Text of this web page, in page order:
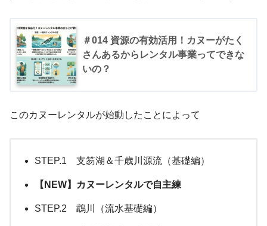
＃014 資源の有効活用！カヌーがたく
さんあるからレンタル事業ってできな
いの？
このカヌーレンタルが始動したことによって
STEP.1 支笏湖＆千歳川源流（基礎編）
【NEW】カヌーレンタルで自主練
STEP.2 鵡川（流水基礎編）